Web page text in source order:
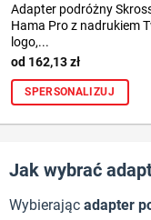
Adapter podróżny
Hama Pro z nadrukiem
logo,...
162,13zł
SPERSONALIZUJ
Jak wybrać
Wybierając adapter